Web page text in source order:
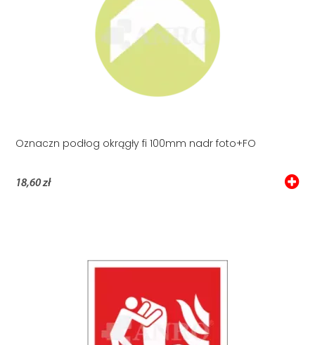
Oznaczn podłog okrągły fi 100mm nadr foto+FO
18,60 zł